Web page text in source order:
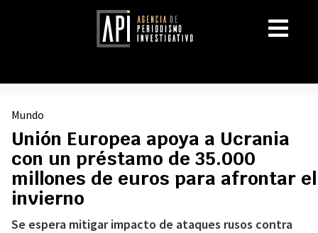
Mundo
Unión Europea apoya a Ucrania
con un préstamo de 35.000
millones de euros para afrontar el
invierno
Se espera mitigar impacto de ataques rusos contra